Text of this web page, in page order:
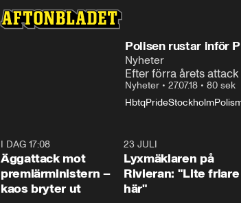
Polisen rustar inför
Nyheter
Efter förra årets
Nyheter • 27.07.18 • 80 sek
HbtqPrideStockholm
0:37
I DAG 17:08
Äggattack mot
premiärministern –
kaos bryter ut
23 JULI
Lyxmäklaren på
Rivieran: "Lite friare
här"